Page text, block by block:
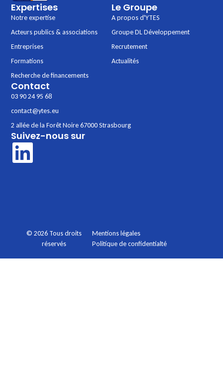
Expertises
Notre expertise
Acteurs publics & associations
Entreprises
Formations
Recherche de financements
Le Groupe
A propos d'YTES
Groupe DL Développement
Recrutement
Actualités
Contact
03 90 24 95 68
contact@ytes.eu
2 allée de la Forêt Noire 67000 Strasbourg
Suivez-nous sur
© 2026 Tous droits
réservés
Mentions légales
Politique de confidentialté